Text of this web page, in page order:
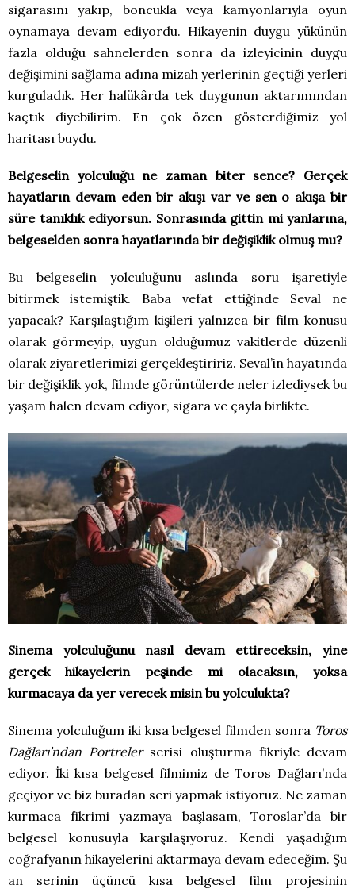
sigarasını yakıp, boncukla veya kamyonlarıyla oyun
oynamaya devam ediyordu. Hikayenin duygu yükünün
fazla olduğu sahnelerden sonra da izleyicinin duygu
değişimini sağlama adına mizah yerlerinin geçtiği yerleri
kurguladık. Her halükârda tek duygunun aktarımından
kaçtık diyebilirim. En çok özen gösterdiğimiz yol
haritası buydu.
Belgeselin yolculuğu ne zaman biter sence? Gerçek
hayatların devam eden bir akışı var ve sen o akışa bir
süre tanıklık ediyorsun. Sonrasında gittin mi yanlarına,
belgeselden sonra hayatlarında bir değişiklik olmuş mu?
Bu belgeselin yolculuğunu aslında soru işaretiyle
bitirmek istemiştik. Baba vefat ettiğinde Seval ne
yapacak? Karşılaştığım kişileri yalnızca bir film konusu
olarak görmeyip, uygun olduğumuz vakitlerde düzenli
olarak ziyaretlerimizi gerçekleştiririz. Seval’in hayatında
bir değişiklik yok, filmde görüntülerde neler izlediysek bu
yaşam halen devam ediyor, sigara ve çayla birlikte.
Sinema yolculuğunu nasıl devam ettireceksin, yine
gerçek hikayelerin peşinde mi olacaksın, yoksa
kurmacaya da yer verecek misin bu yolculukta?
Sinema yolculuğum iki kısa belgesel filmden sonra Toros
Dağları’ndan Portrelerserisi oluşturma fikriyle devam
ediyor. İki kısa belgesel filmimiz de Toros Dağları’nda
geçiyor ve biz buradan seri yapmak istiyoruz. Ne zaman
kurmaca fikrimi yazmaya başlasam, Toroslar’da bir
belgesel konusuyla karşılaşıyoruz. Kendi yaşadığım
coğrafyanın hikayelerini aktarmaya devam edeceğim. Şu
an serinin üçüncü kısa belgesel film projesinin